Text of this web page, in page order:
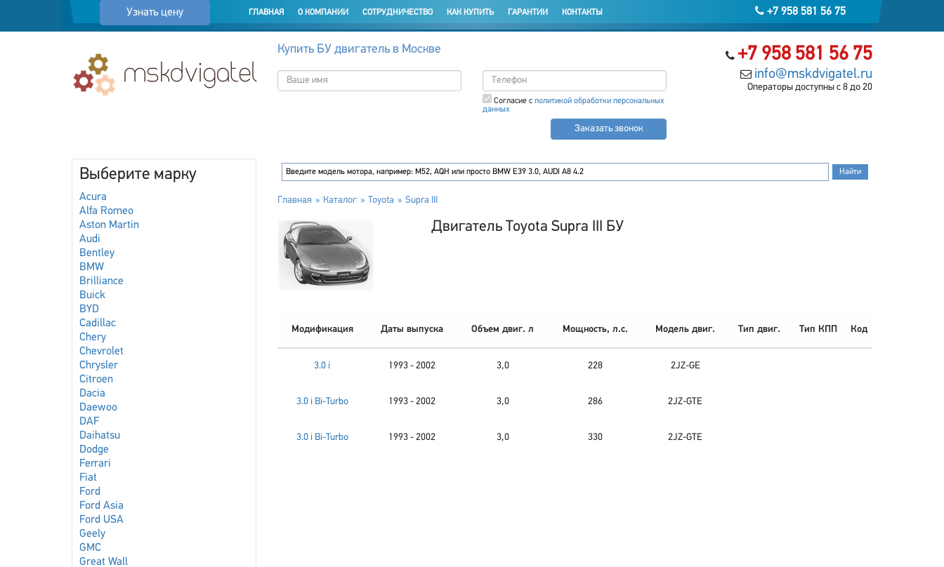
Узнать цену +7 958 581 56 75
ГЛАВНАЯ О КОМПАНИИ СОТРУДНИЧЕСТВО КАК КУПИТЬ ГАРАНТИИ КОНТАКТЫ
+7 958 581 56 75
info@mskdvigatel.ru
Операторы доступны с 8 до 20
Купить БУ двигатель в Москве
Согласие с политикой обработки персональных
данных
Заказать звонок
Выберите марку
Acura
Alfa Romeo
Aston Martin
Audi
Bentley
BMW
Brilliance
Buick
BYD
Cadillac
Chery
Chevrolet
Chrysler
Citroen
Dacia
Daewoo
DAF
Daihatsu
Dodge
Ferrari
Fiat
Ford
Ford Asia
Ford USA
Geely
GMC
Great Wall
Главная Каталог Toyota Supra III
Двигатель Toyota Supra III БУ
Модификация Даты выпуска Объем двиг. л Мощность, л.с. Модель двиг. Тип двиг. Тип КПП Код
3.0 i 1993 - 2002 3,0 228 2JZ-GE
3.0 i Bi-Turbo 1993 - 2002 3,0 286 2JZ-GTE
3.0 i Bi-Turbo 1993 - 2002 3,0 330 2JZ-GTE